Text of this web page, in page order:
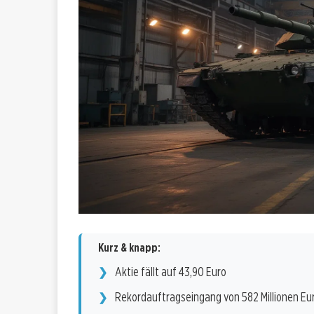
Kurz & knapp:
Aktie fällt auf 43,90 Euro
Rekordauftragseingang von 582 Millionen